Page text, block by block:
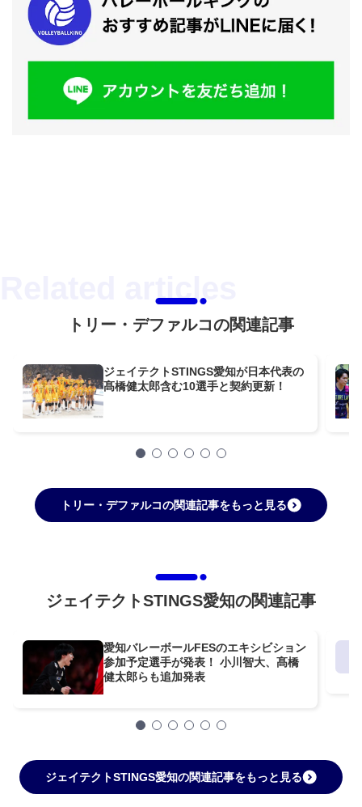
トリー・デファルコの関連記事
ジェイテクトSTINGS愛知が日本代表の
髙橋健太郎含む10選手と契約更新！
トリー・デファルコの関連記事をもっと見る
ジェイテクトSTINGS愛知の関連記事
愛知バレーボールFESのエキシビション
参加予定選手が発表！ 小川智大、髙橋
健太郎らも追加発表
ジェイテクトSTINGS愛知の関連記事をもっと見る